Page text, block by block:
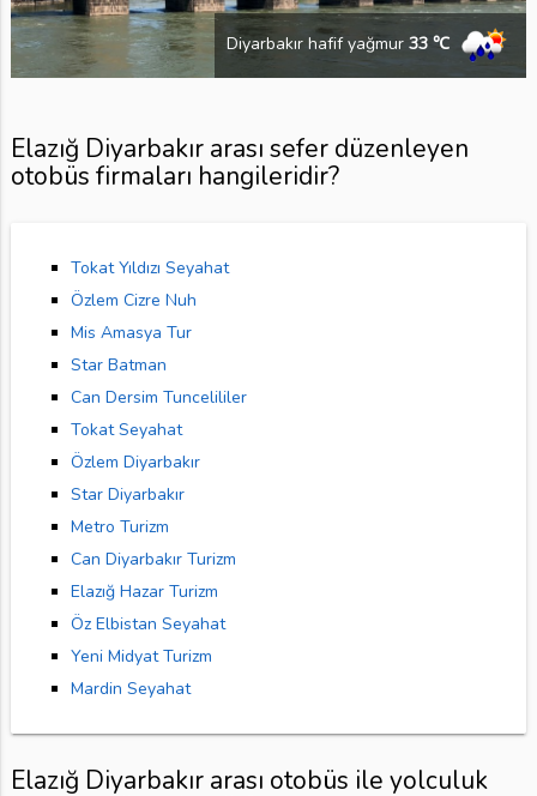
Diyarbakır hafif yağmur33 ℃
Elazığ Diyarbakır arası sefer düzenleyen
otobüs firmaları hangileridir?
Tokat Yıldızı Seyahat
Özlem Cizre Nuh
Mis Amasya Tur
Star Batman
Can Dersim Tuncelililer
Tokat Seyahat
Özlem Diyarbakır
Star Diyarbakır
Metro Turizm
Can Diyarbakır Turizm
Elazığ Hazar Turizm
Öz Elbistan Seyahat
Yeni Midyat Turizm
Mardin Seyahat
Elazığ Diyarbakır arası otobüs ile yolculuk